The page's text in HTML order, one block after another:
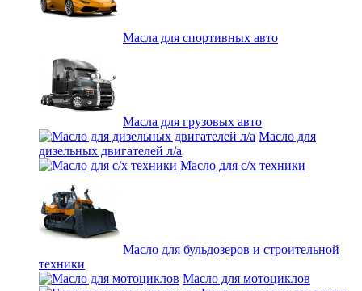
Масла для спортивных авто
Масла для грузовых авто
Масло для
дизельных двигателей л/а
Масло для с/х техники
Масло для бульдозеров и строительной
техники
Масло для мотоциклов